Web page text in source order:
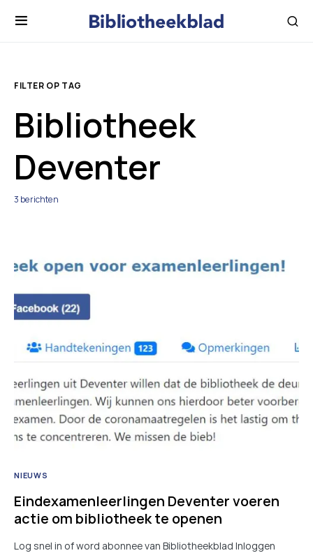
FILTER OP TAG
Bibliotheek
Deventer
3 berichten
NIEUWS
Eindexamenleerlingen Deventer voeren
actie om bibliotheek te openen
Log snel in of word abonnee van Bibliotheekblad Inloggen